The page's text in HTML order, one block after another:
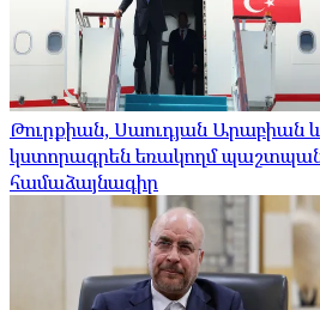
Թուրքիան, Սաուդյան Արաբիան
կստորագրեն եռակողմ
համաձայնագիր